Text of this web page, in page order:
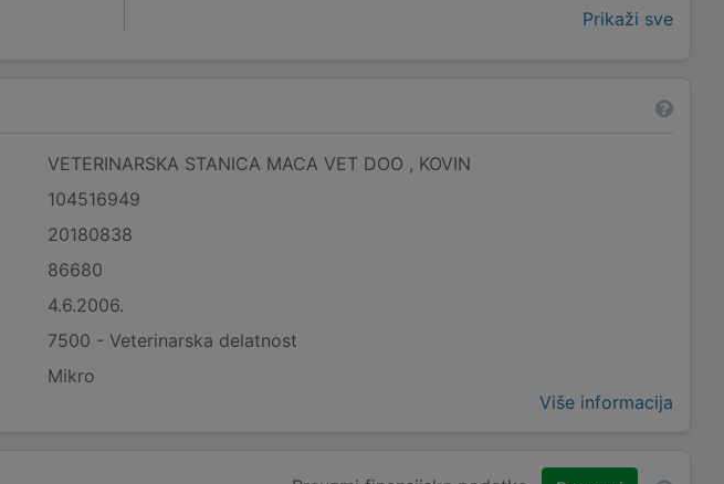
Prikaži sve
VETERINARSKA STANICA MACA VET DOO , KOVIN
104516949
20180838
86680
4.6.2006.
7500 - Veterinarska delatnost
Mikro
Više informacija